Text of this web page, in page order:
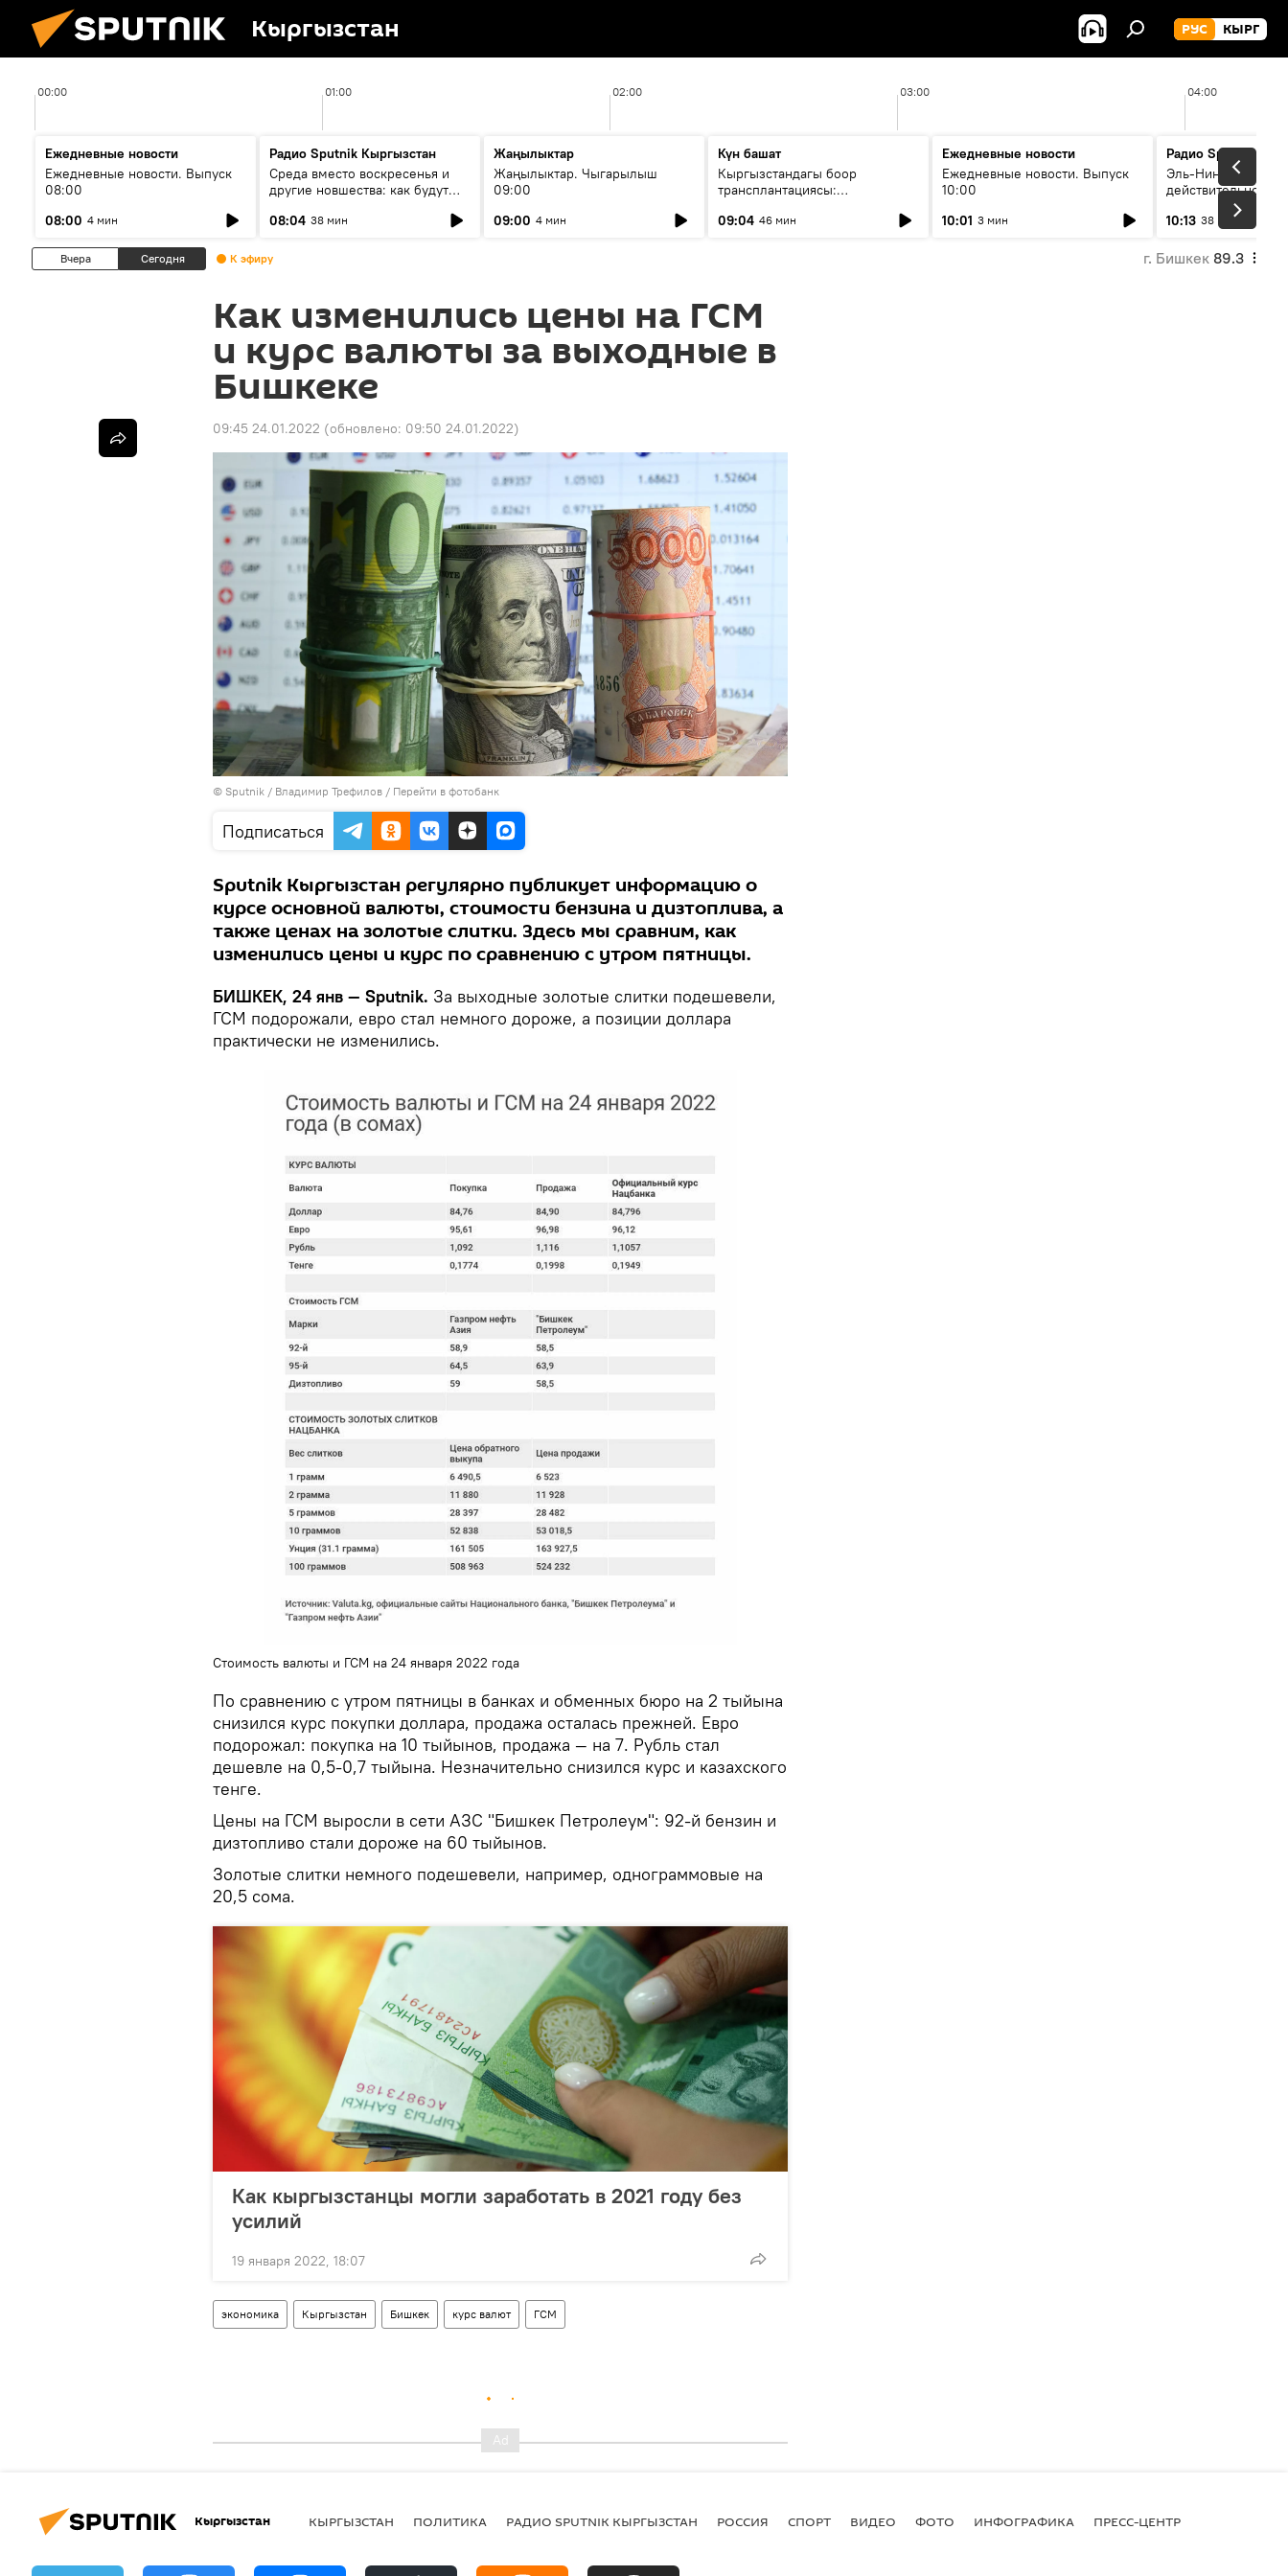
Кыргызстан РУС КЫРГ
00:00 01:00 02:00 03:00 04:00
Ежедневные новости
Ежедневные новости. Выпуск
08:00
08:00 4 мин
Радио Sputnik Кыргызстан
Среда вместо воскресенья и
другие новшества: как будут
08:04 38 мин
Жаңылыктар
Жаңылыктар. Чыгарылыш
09:00
09:00 4 мин
Күн башат
Кыргызстандагы боор
трансплантациясы:
келечеги
09:04 46 мин
Ежедневные новости
Ежедневные новости. Выпуск
10:00
10:01 3 мин
Радио Sputnik
Эль-Ниньо, жара и
действительно
погоду в
10:13 38 мин
Вчера Сегодня К эфиру г. Бишкек 89.3
Как изменились цены на ГСМ
и курс валюты за выходные в
Бишкеке
09:45 24.01.2022 (обновлено: 09:50 24.01.2022)
© Sputnik / Владимир Трефилов / Перейти в фотобанк
Подписаться
Sputnik Кыргызстан регулярно публикует информацию о
курсе основной валюты, стоимости бензина и дизтоплива, а
также ценах на золотые слитки. Здесь мы сравним, как
изменились цены и курс по сравнению с утром пятницы.
БИШКЕК, 24 янв — Sputnik. За выходные золотые слитки подешевели,
ГСМ подорожали, евро стал немного дороже, а позиции доллара
практически не изменились.
Стоимость валюты и ГСМ на 24 января 2022 года
По сравнению с утром пятницы в банках и обменных бюро на 2 тыйына
снизился курс покупки доллара, продажа осталась прежней. Евро
подорожал: покупка на 10 тыйынов, продажа — на 7. Рубль стал
дешевле на 0,5-0,7 тыйына. Незначительно снизился курс и казахского
тенге.
Цены на ГСМ выросли в сети АЗС "Бишкек Петролеум": 92-й бензин и
дизтопливо стали дороже на 60 тыйынов.
Золотые слитки немного подешевели, например, однограммовые на
20,5 сома.
Как кыргызстанцы могли заработать в 2021 году без
усилий
19 января 2022, 18:07
экономика Кыргызстан Бишкек курс валют ГСМ
Кыргызстан КЫРГЫЗСТАН ПОЛИТИКА РАДИО SPUTNIK КЫРГЫЗСТАН РОССИЯ СПОРТ ВИДЕО ФОТО ИНФОГРАФИКА ПРЕСС-ЦЕНТР